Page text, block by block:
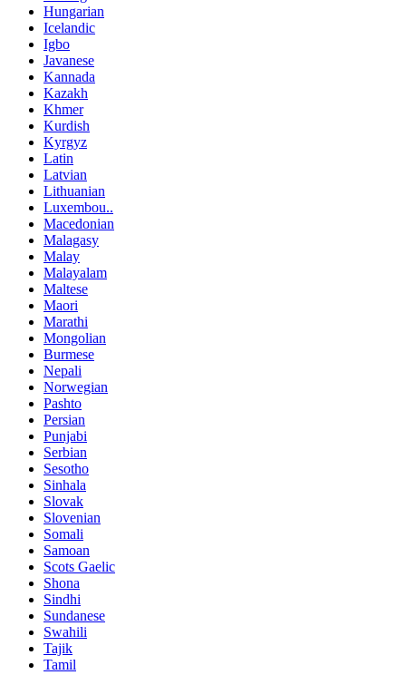
Hungarian
Icelandic
Igbo
Javanese
Kannada
Kazakh
Khmer
Kurdish
Kyrgyz
Latin
Latvian
Lithuanian
Luxembou..
Macedonian
Malagasy
Malay
Malayalam
Maltese
Maori
Marathi
Mongolian
Burmese
Nepali
Norwegian
Pashto
Persian
Punjabi
Serbian
Sesotho
Sinhala
Slovak
Slovenian
Somali
Samoan
Scots Gaelic
Shona
Sindhi
Sundanese
Swahili
Tajik
Tamil